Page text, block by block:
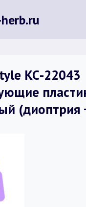
КС-22043
(диоптрия